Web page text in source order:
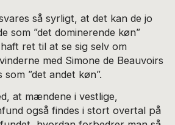
så syrligt, at det kan de jo
som ”det dominerende køn”
ret til at se sig selv om
med Simone de Beauvoirs
”det andet køn”.
at mændene i vestlige,
også findes i stort overtal på